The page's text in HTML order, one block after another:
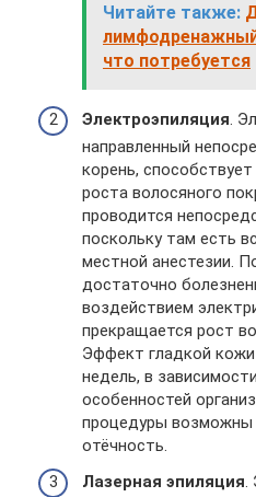
Читайте также:
что потребуется
Электроэпиляция .
направленный
корень,
роста волосяного
проводится
поскольку там есть
местной анестезии.
достаточно
воздействием
прекращается рост
Эффект гладкой
недель, в
особенностей
процедуры возможны
отёчность.
Лазерная эпиляция.